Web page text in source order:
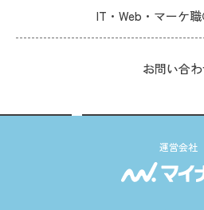
IT・Web・マーケ
お問い合
運営会社